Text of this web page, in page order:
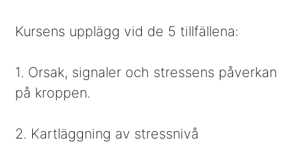
Kursens upplägg vid de 5 tillfällena:
1. Orsak, signaler och stressens påverkan
på kroppen.
2. Kartläggning av stressnivå